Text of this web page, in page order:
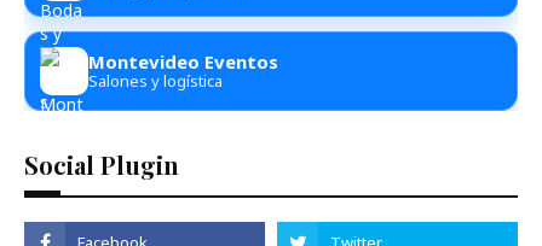
Montevideo Eventos
Salones y logística
Social Plugin